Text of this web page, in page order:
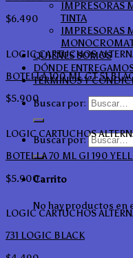
IMPRESORAS
TINTA
IMPRESORAS
QUIÉNES SOMOS
DÓNDE
TÉRMINOS Y
Buscar por:
Buscar por:
Carrito
No hay productos en
$6.490
LOGIC CARTUCHOS
BOTELLA 100 ML GT 51
$5.900
LOGIC CARTUCHOS
BOTELLA 70 ML GI 190
$5.900
LOGIC CARTUCHOS
731 LOGIC BLACK